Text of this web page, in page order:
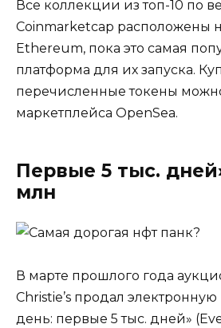
Все коллекции из топ-10 по
Coinmarketcap расположены
Ethereum, пока это самая
платформа для их запуска.
перечисленные токены
маркетплейса OpenSea.
Первые 5 тыс.
млн
В марте прошлого года
Christie’s продал
день: первые 5 тыс. дней»